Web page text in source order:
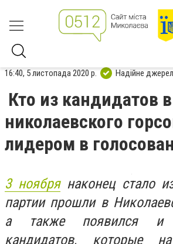
16:40, 5 листопада 2020 р. Надійне
Кто из кандидатов
николаевского
лидером в
3 ноябрянаконец стало
партии прошли в
а также появился и
кандидатов, которые